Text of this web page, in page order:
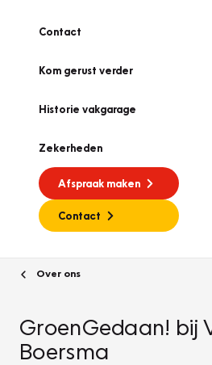
Contact
Kom gerust verder
Historie vakgarage
Zekerheden
Afspraak maken
Contact
Over ons
GroenGedaan! bij
Boersma